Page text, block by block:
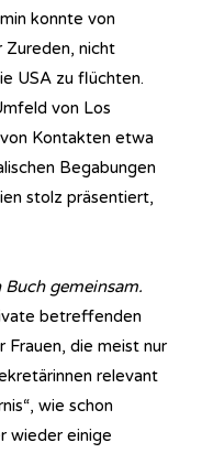
konnte von
Zureden, nicht
USA zu flüchten.
von Los
Kontakten etwa
Begabungen
stolz präsentiert,
gemeinsam.
betreffenden
Frauen, die meist nur
relevant
wie schon
wieder einige